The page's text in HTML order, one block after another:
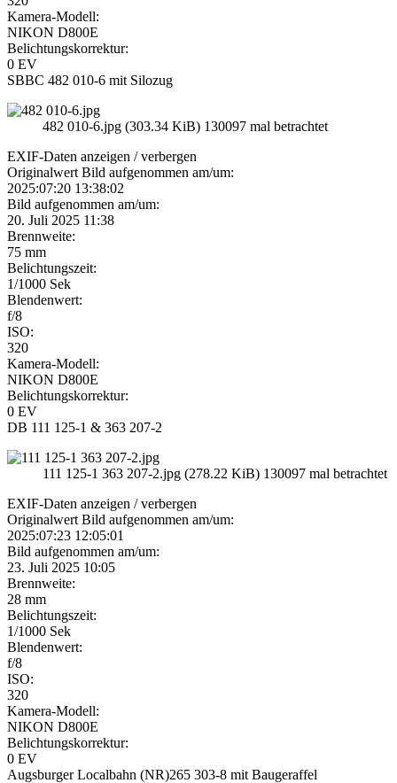
Kamera-Modell:
NIKON D800E
Belichtungskorrektur:
0 EV
SBBC 482 010-6 mit Silozug
482 010-6.jpg (303.34 KiB) 130097 mal betrachtet
EXIF-Daten anzeigen / verbergen
Originalwert Bild aufgenommen am/um:
2025:07:20 13:38:02
Bild aufgenommen am/um:
20. Juli 2025 11:38
Brennweite:
75 mm
Belichtungszeit:
1/1000 Sek
Blendenwert:
f/8
ISO:
320
Kamera-Modell:
NIKON D800E
Belichtungskorrektur:
0 EV
DB 111 125-1 & 363 207-2
111 125-1 363 207-2.jpg (278.22 KiB) 130097 mal betrachtet
EXIF-Daten anzeigen / verbergen
Originalwert Bild aufgenommen am/um:
2025:07:23 12:05:01
Bild aufgenommen am/um:
23. Juli 2025 10:05
Brennweite:
28 mm
Belichtungszeit:
1/1000 Sek
Blendenwert:
f/8
ISO:
320
Kamera-Modell:
NIKON D800E
Belichtungskorrektur:
0 EV
Augsburger Localbahn (NR)265 303-8 mit Baugeraffel